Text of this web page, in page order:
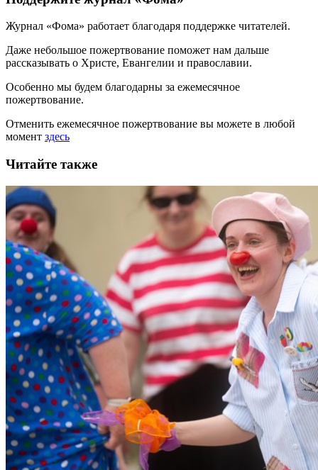
Журнал «Фома» работает благодаря поддержке читателей.
Даже небольшое пожертвование поможет нам дальше
рассказывать о Христе, Евангелии и православии.
Особенно мы будем благодарны за ежемесячное
пожертвование.
Отменить ежемесячное пожертвование вы можете в любой
момент здесь
Читайте также